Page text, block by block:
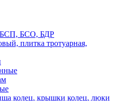
БСП, БСО, БДР
плитка тротуарная,
колец, крышки колец, люки